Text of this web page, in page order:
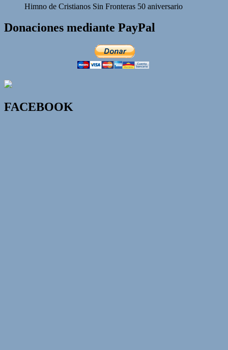
Himno de Cristianos Sin Fronteras 50 aniversario
Donaciones mediante PayPal
FACEBOOK